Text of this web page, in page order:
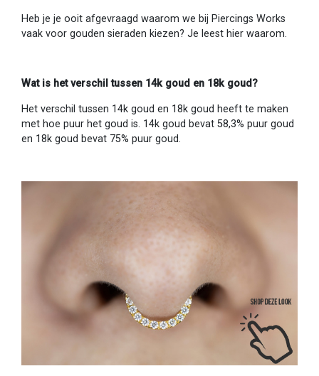
Heb je je ooit afgevraagd waarom we bij Piercings Works
vaak voor gouden sieraden kiezen? Je leest hier waarom.
Wat is het verschil tussen 14k goud en 18k goud?
Het verschil tussen 14k goud en 18k goud heeft te maken
met hoe puur het goud is. 14k goud bevat 58,3% puur goud
en 18k goud bevat 75% puur goud.